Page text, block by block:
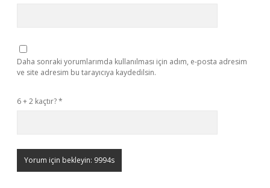
Daha sonraki yorumlarımda kullanılması için adım, e-posta adresim
ve site adresim bu tarayıcıya kaydedilsin.
6 + 2 kaçtır?*